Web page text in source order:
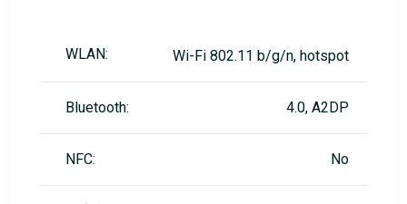
WLAN: Wi-Fi 802.11 b/g/n, hotspot
Bluetooth: 4.0, A2DP
NFC: No